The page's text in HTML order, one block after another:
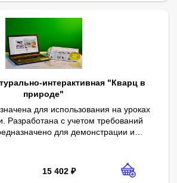
интерактивная "Кварц в
природе"
для использования на уроках
Разработана с учетом требований
для демонстрации и
исследовательской деятельности
решетки»; географии: «Минералы и
в упаковке (дл.*шир.*выс.), см: 31*23*10.
образцы (16 видов) – 64 шт.,
входят следующие образцы: кристалл
и упакованы в коробку с ячейками.
приложение, учащиеся
15 402 ₽